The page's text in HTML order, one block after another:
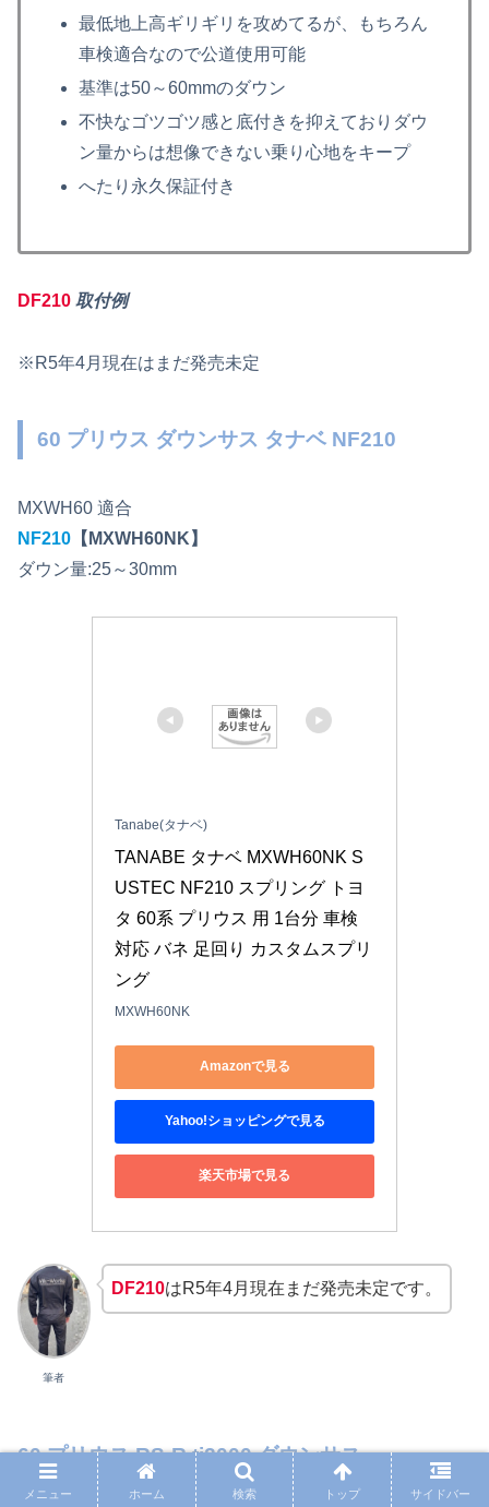
最低地上高ギリギリを攻めてるが、もちろん
車検適合なので公道使用可能
基準は50～60mmのダウン
不快なゴツゴツ感と底付きを抑えておりダウ
ン量からは想像できない乗り心地をキープ
へたり永久保証付き
DF210 取付例
※R5年4月現在はまだ発売未定
60 プリウス ダウンサス タナベ NF210
MXWH60 適合
NF210 【MXWH60NK】
ダウン量:25～30mm
Tanabe(タナベ)
TANABE タナベ MXWH60NK S
USTEC NF210 スプリング トヨ
タ 60系 プリウス 用 1台分 車検
対応 バネ 足回り カスタムスプリ
ング
MXWH60NK
Amazonで見る
Yahoo!ショッピングで見る
楽天市場で見る
筆者
DF210はR5年4月現在まだ発売未定です。
60 プリウス RS-R ti2000 ダウンサス
メニュー ホーム 検索 トップ サイドバー